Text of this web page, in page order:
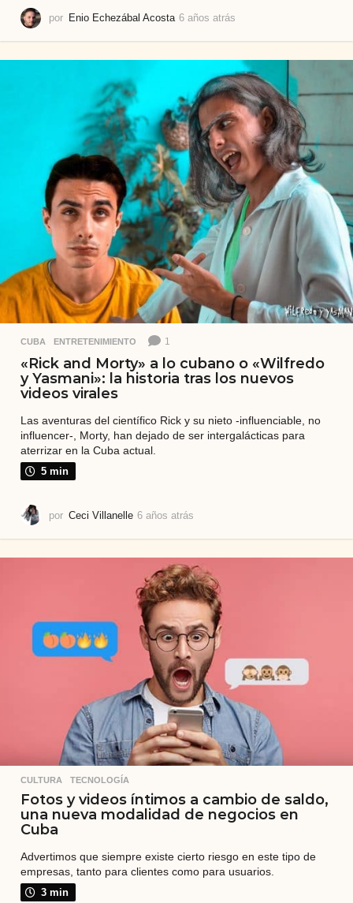
por Enio Echezábal Acosta 6 años atrás
o
s
a
t
r
á
s
CUBA ,ENTRETENIMIENTO 1
«Rick and Morty» a lo cubano o «Wilfredo
y Yasmani»: la historia tras los nuevos
videos virales
Las aventuras del científico Rick y su nieto -influenciable, no
influencer-, Morty, han dejado de ser intergalácticas para
aterrizar en la Cuba actual.
5 min
por Ceci Villanelle 6 años atrás
o
s
a
t
r
á
s
CULTURA ,TECNOLOGÍA
Fotos y videos íntimos a cambio de saldo,
una nueva modalidad de negocios en
Cuba
Advertimos que siempre existe cierto riesgo en este tipo de
empresas, tanto para clientes como para usuarios.
3 min